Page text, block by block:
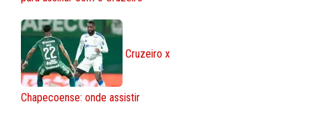
Cruzeiro x
Chapecoense: onde assistir